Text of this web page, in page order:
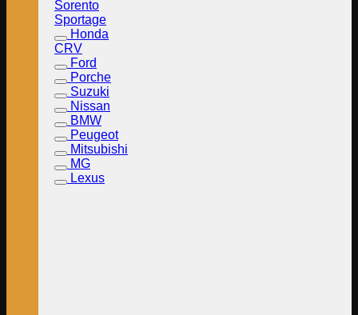
Sorento
Sportage
Honda
CRV
Ford
Porche
Suzuki
Nissan
BMW
Peugeot
Mitsubishi
MG
Lexus